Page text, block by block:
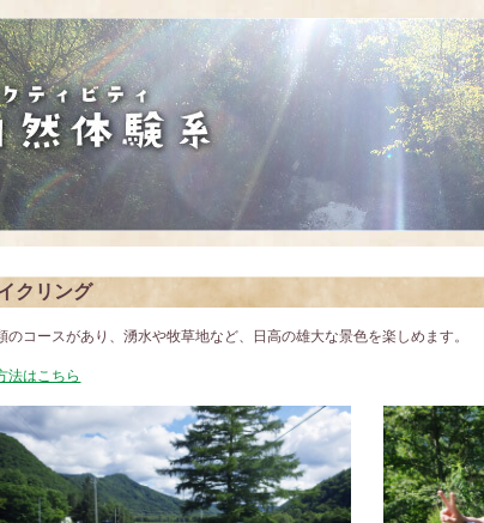
クリング
のコースがあり、湧水や牧草地など、日高の雄大な景色を楽しめます。
法はこちら